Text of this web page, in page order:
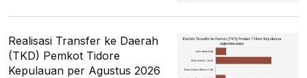
Realisasi Transfer ke Daerah
(TKD) Pemkot Tidore
Kepulauan per Agustus 2026